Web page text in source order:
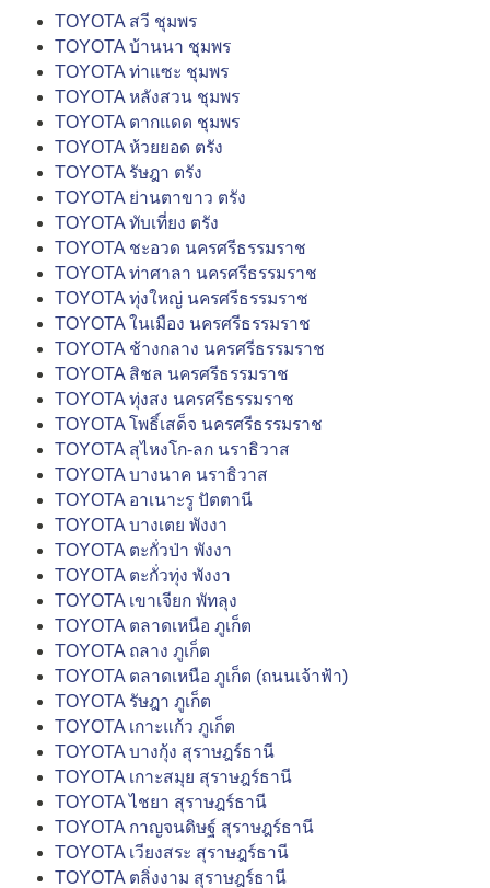
TOYOTA สวี ชุมพร
TOYOTA บ้านนา ชุมพร
TOYOTA ท่าแซะ ชุมพร
TOYOTA หลังสวน ชุมพร
TOYOTA ตากแดด ชุมพร
TOYOTA ห้วยยอด ตรัง
TOYOTA รัษฎา ตรัง
TOYOTA ย่านตาขาว ตรัง
TOYOTA ทับเที่ยง ตรัง
TOYOTA ชะอวด นครศรีธรรมราช
TOYOTA ท่าศาลา นครศรีธรรมราช
TOYOTA ทุ่งใหญ่ นครศรีธรรมราช
TOYOTA ในเมือง นครศรีธรรมราช
TOYOTA ช้างกลาง นครศรีธรรมราช
TOYOTA สิชล นครศรีธรรมราช
TOYOTA ทุ่งสง นครศรีธรรมราช
TOYOTA โพธิ์เสด็จ นครศรีธรรมราช
TOYOTA สุไหงโก-ลก นราธิวาส
TOYOTA บางนาค นราธิวาส
TOYOTA อาเนาะรู ปัตตานี
TOYOTA บางเตย พังงา
TOYOTA ตะกั่วป่า พังงา
TOYOTA ตะกั่วทุ่ง พังงา
TOYOTA เขาเจียก พัทลุง
TOYOTA ตลาดเหนือ ภูเก็ต
TOYOTA ถลาง ภูเก็ต
TOYOTA ตลาดเหนือ ภูเก็ต (ถนนเจ้าฟ้า)
TOYOTA รัษฎา ภูเก็ต
TOYOTA เกาะแก้ว ภูเก็ต
TOYOTA บางกุ้ง สุราษฎร์ธานี
TOYOTA เกาะสมุย สุราษฎร์ธานี
TOYOTA ไชยา สุราษฎร์ธานี
TOYOTA กาญจนดิษฐ์ สุราษฎร์ธานี
TOYOTA เวียงสระ สุราษฎร์ธานี
TOYOTA ตลิ่งงาม สุราษฎร์ธานี